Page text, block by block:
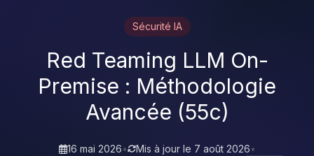
Sécurité IA
Red Teaming LLM On-
Premise : Méthodologie
Avancée (55c)
16 mai 2026• Mis à jour le 7 août 2026•